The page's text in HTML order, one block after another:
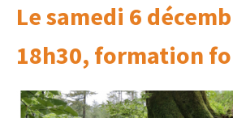
Le samedi 6
18h30, formation